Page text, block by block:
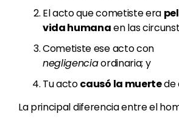
El acto que cometiste era
vida humanaen las
Cometiste ese acto con
negligenciaordinaria; y
Tu actocausó la muertede
La principal diferencia entre el